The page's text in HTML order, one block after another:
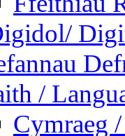
/
Cymraeg